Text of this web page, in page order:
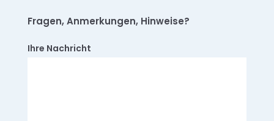
Fragen, Anmerkungen, Hinweise?
Ihre Nachricht